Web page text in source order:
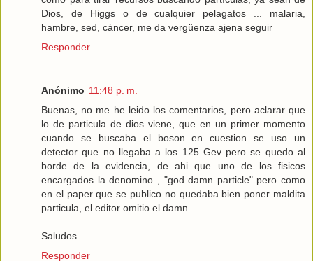
Dios, de Higgs o de cualquier pelagatos ... malaria,
hambre, sed, cáncer, me da vergüenza ajena seguir
Responder
Anónimo 11:48 p. m.
Buenas, no me he leido los comentarios, pero aclarar que
lo de particula de dios viene, que en un primer momento
cuando se buscaba el boson en cuestion se uso un
detector que no llegaba a los 125 Gev pero se quedo al
borde de la evidencia, de ahi que uno de los fisicos
encargados la denomino , "god damn particle" pero como
en el paper que se publico no quedaba bien poner maldita
particula, el editor omitio el damn.
Saludos
Responder